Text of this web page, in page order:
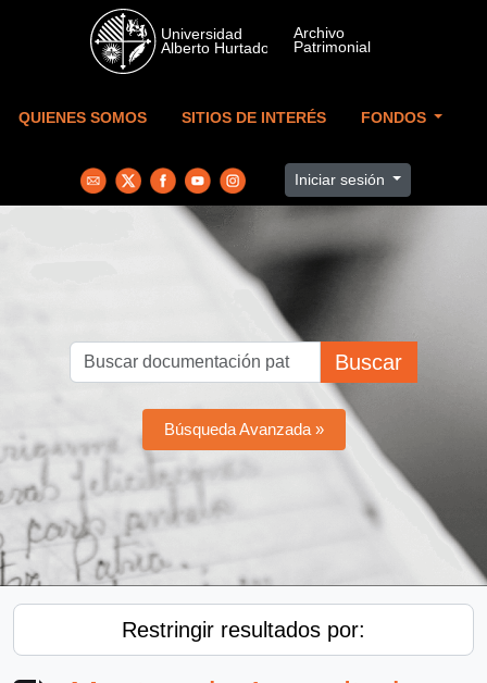
Skip to main content
QUIENES SOMOS SITIOS DE INTERÉS FONDOS
Iniciar sesión
Buscar
Búsqueda Avanzada »
Restringir resultados por: